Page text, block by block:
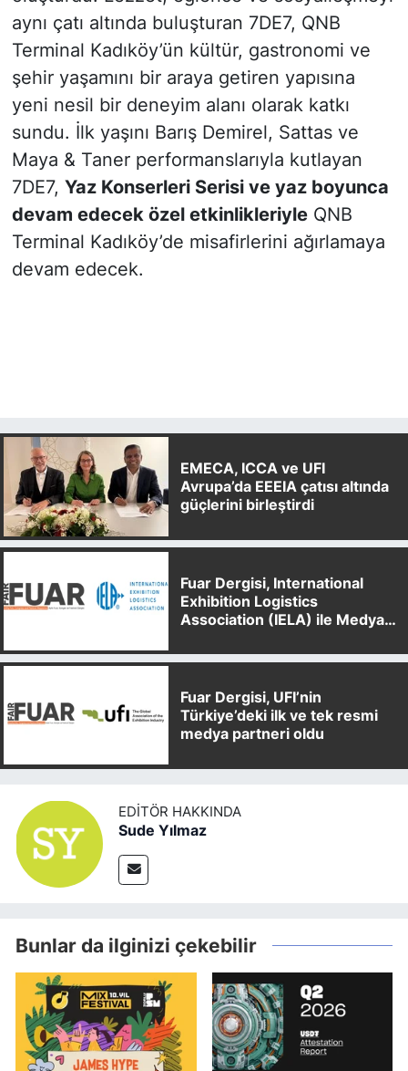
aynı çatı altında buluşturan 7DE7, QNB
Terminal Kadıköy’ün kültür, gastronomi ve
şehir yaşamını bir araya getiren yapısına
yeni nesil bir deneyim alanı olarak katkı
sundu. İlk yaşını Barış Demirel, Sattas ve
Maya & Taner performanslarıyla kutlayan
7DE7, Yaz Konserleri Serisi ve yaz boyunca
devam edecek özel etkinlikleriyleQNB
Terminal Kadıköy’de misafirlerini ağırlamaya
devam edecek.
EMECA, ICCA ve UFI
Avrupa’da EEEIA çatısı altında
güçlerini birleştirdi
Fuar Dergisi, International
Exhibition Logistics
Association (IELA) ile Medya
Fuar Dergisi, UFI’nin
Türkiye’deki ilk ve tek resmi
medya partneri oldu
EDITÖR HAKKINDA
Sude Yılmaz
Bunlar da ilginizi çekebilir